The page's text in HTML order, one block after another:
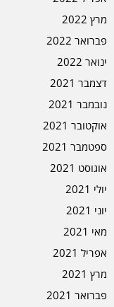
מרץ 2022
פברואר 2022
ינואר 2022
דצמבר 2021
נובמבר 2021
אוקטובר 2021
ספטמבר 2021
אוגוסט 2021
יולי 2021
יוני 2021
מאי 2021
אפריל 2021
מרץ 2021
פברואר 2021